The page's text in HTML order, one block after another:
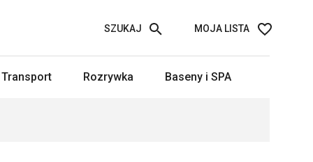
MOJA LISTA
SZUKAJ
Transport Rozrywka Baseny i SPA